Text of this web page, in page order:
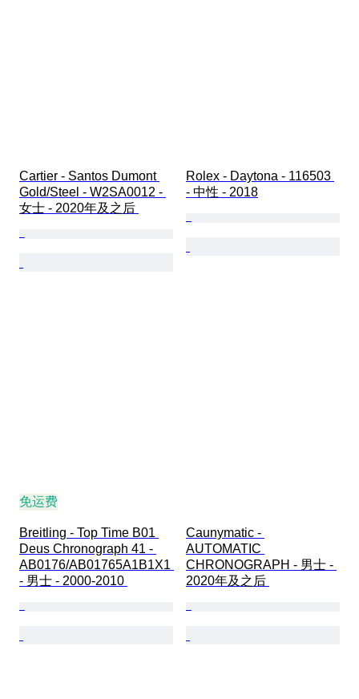
Cartier - Santos Dumont
Gold/Steel - W2SA0012 -
女士 - 2020年及之后
Rolex - Daytona - 116503
- 中性 - 2018
免运费
Breitling - Top Time B01
Deus Chronograph 41 -
AB0176/AB01765A1B1X1
- 男士 - 2000-2010
Caunymatic -
AUTOMATIC
CHRONOGRAPH - 男士 -
2020年及之后